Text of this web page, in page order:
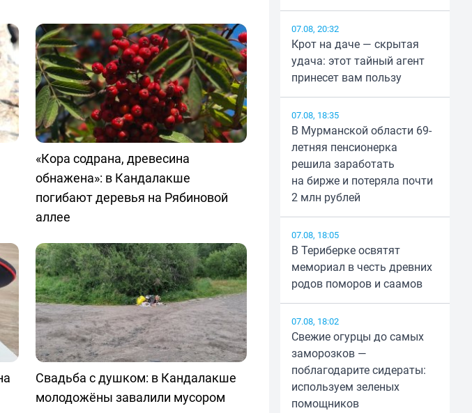
«Кора содрана, древесина
обнажена»: в Кандалакше
погибают деревья на Рябиновой
аллее
Свадьба с душком: в Кандалакше
молодожёны завалили мусором
07.08, 20:32
Крот на даче — скрытая
удача: этот тайный агент
принесет вам пользу
07.08, 18:35
В Мурманской области 69-
летняя пенсионерка
решила заработать
на бирже и потеряла почти
2 млн рублей
07.08, 18:05
В Териберке освятят
мемориал в честь древних
родов поморов и саамов
07.08, 18:02
Свежие огурцы до самых
заморозков —
поблагодарите сидераты:
используем зеленых
помощников